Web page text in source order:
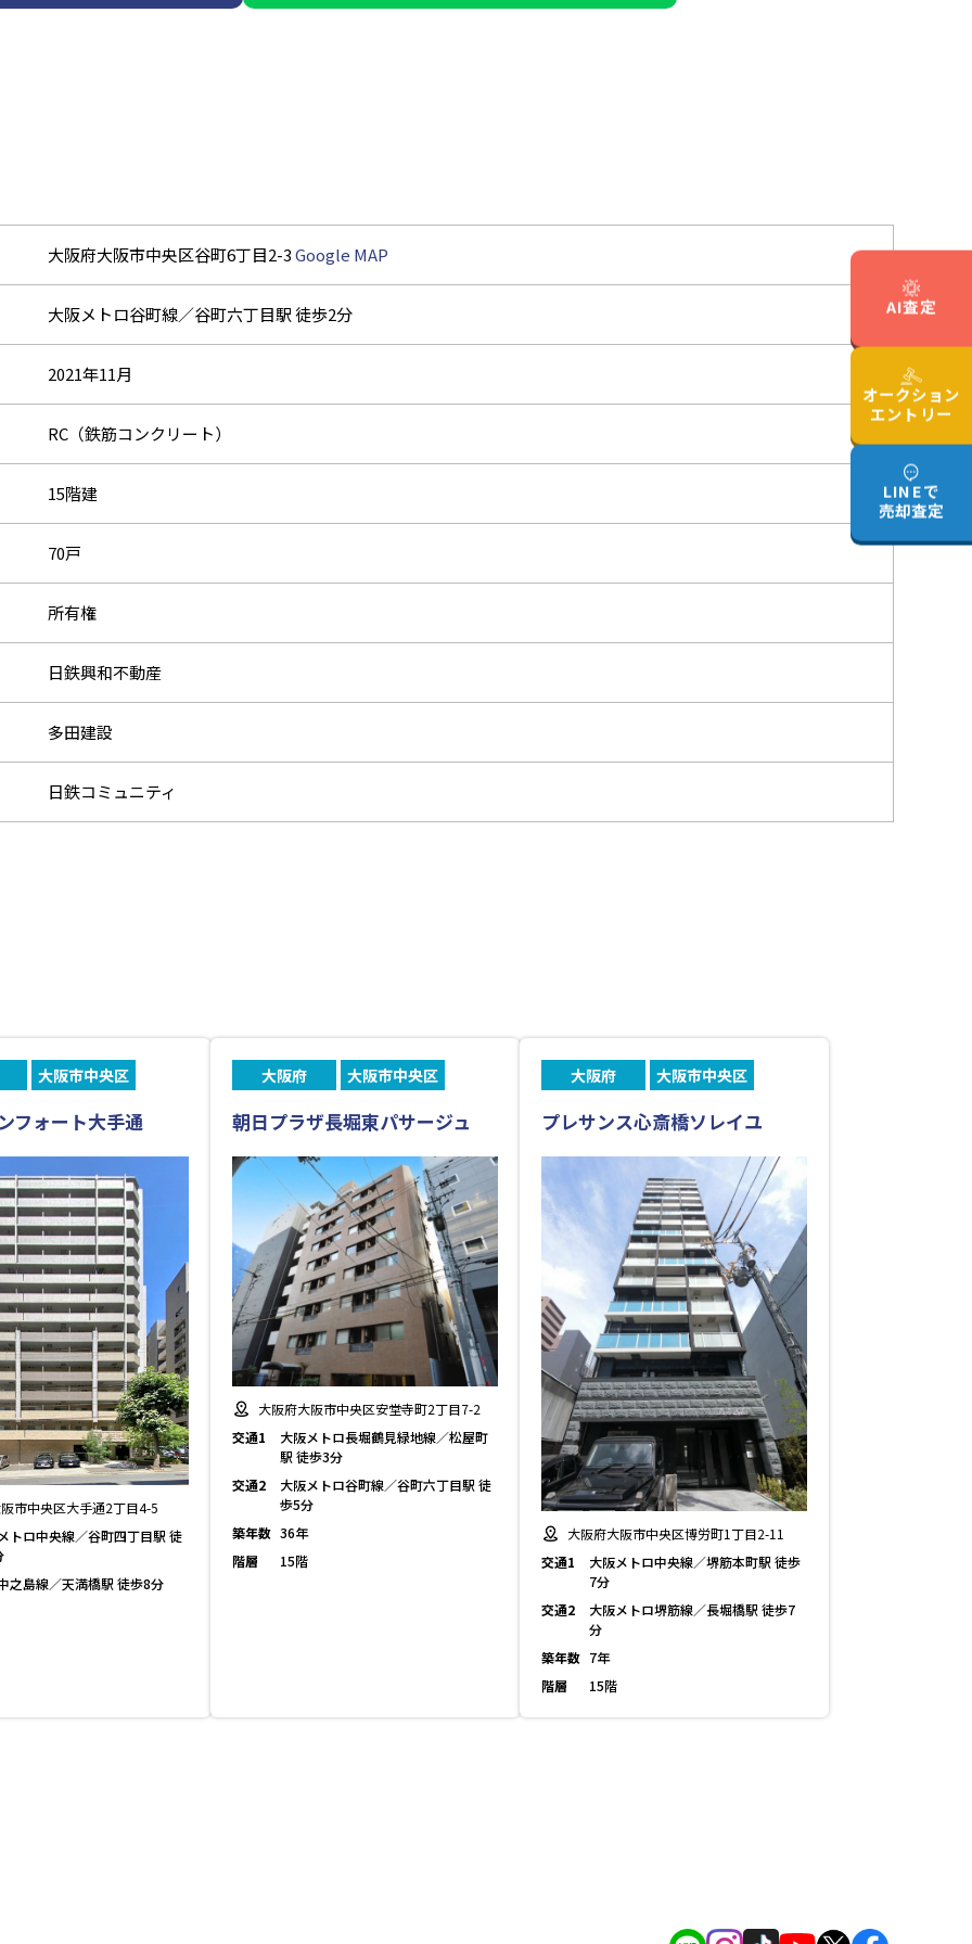
大阪府大阪市中央区谷町6丁目2-3Google MAP
大阪メトロ谷町線／谷町六丁目駅 徒歩2分
2021年11月
RC（鉄筋コンクリート）
15階建
70戸
所有権
日鉄興和不動産
多田建設
日鉄コミュニティ
大阪市中央区
フォート大手通
市中央区大手通2丁目4-5
トロ中央線／谷町四丁目駅 徒
之島線／天満橋駅 徒歩8分
大阪府 大阪市中央区
朝日プラザ長堀東パサージュ
大阪府大阪市中央区安堂寺町2丁目7-2
交通1
大阪メトロ長堀鶴見緑地線／松屋町
駅 徒歩3分
交通2
大阪メトロ谷町線／谷町六丁目駅 徒
歩5分
築年数 36年
階層
15階
大阪府 大阪市中央区
プレサンス心斎橋ソレイユ
大阪府大阪市中央区博労町1丁目2-11
交通1
大阪メトロ中央線／堺筋本町駅 徒歩
7分
交通2
大阪メトロ堺筋線／長堀橋駅 徒歩7
分
築年数 7年
階層
15階
AI査定
オークション
エントリー
LINEで
売却査定